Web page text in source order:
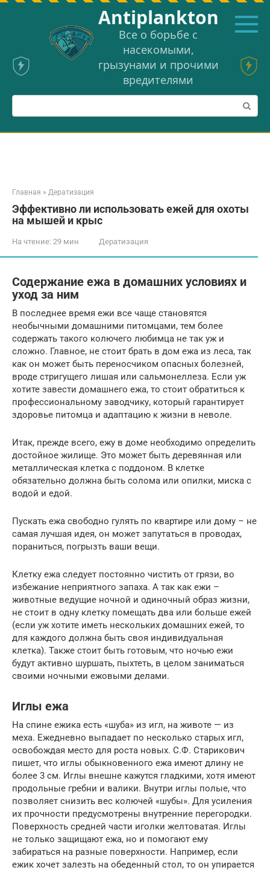
Перейти
Аntiplankton
Все о борьбе с
насекомыми,
грызунами и прочими
вредителями
Поиск:
Главная » Дератизация
Эффективно ли использовать ежей для охоты
на мышей и крыс
На чтение: 29 мин Дератизация
Содержание ежа в домашних условиях и
уход за ним
В последнее время ежи все чаще становятся
необычными домашними питомцами, тем более
содержать такого колючего любимца не так уж и
сложно. Главное, не стоит брать в дом ежа из леса, так
как он может быть переносчиком опасных болезней,
вроде стригущего лишая или сальмонеллеза. Если уж
хотите завести домашнего ежа, то стоит обратиться к
профессиональному заводчику, который гарантирует
здоровье питомца и адаптацию к жизни в неволе.
Итак, прежде всего, ежу в доме необходимо определить
достойное жилище. Это может быть деревянная или
металлическая клетка с поддоном. В клетке
обязательно должна быть солома или опилки, миска с
водой и едой.
Пускать ежа свободно гулять по квартире или дому – не
самая лучшая идея, он может запутаться в проводах,
пораниться, погрызть ваши вещи.
Клетку ежа следует постоянно чистить от грязи, во
избежание неприятного запаха. А так как ежи –
животные ведущие ночной и одиночный образ жизни,
не стоит в одну клетку помещать два или больше ежей
(если уж хотите иметь нескольких домашних ежей, то
для каждого должна быть своя индивидуальная
клетка). Также стоит быть готовым, что ночью ежи
будут активно шуршать, пыхтеть, в целом заниматься
своими ночными ежовыми делами.
Иглы ежа
На спине ежика есть «шуба» из игл, на животе — из
меха. Ежедневно выпадает по несколько старых игл,
освобождая место для роста новых. С.Ф. Старикович
пишет, что иглы обыкновенного ежа имеют длину не
более 3 см. Иглы внешне кажутся гладкими, хотя имеют
продольные гребни и валики. Внутри иглы полые, что
позволяет снизить вес колючей «шубы». Для усиления
их прочности предусмотрены внутренние перегородки.
Поверхность средней части иголки желтоватая. Иглы
не только защищают ежа, но и помогают ему
забираться на разные поверхности. Например, если
ежик хочет залезть на обеденный стол, то он упирается